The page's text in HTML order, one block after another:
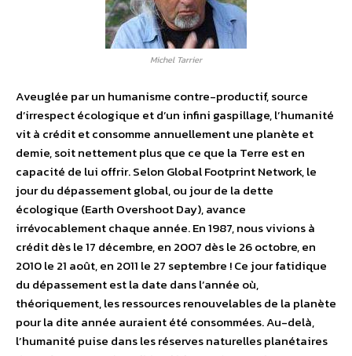
Michel Tarrier
Aveuglée par un humanisme contre-productif, source
d’irrespect écologique et d’un infini gaspillage, l’humanité
vit à crédit et consomme annuellement une planète et
demie, soit nettement plus que ce que la Terre est en
capacité de lui offrir. Selon Global Footprint Network, le
jour du dépassement global, ou jour de la dette
écologique (Earth Overshoot Day), avance
irrévocablement chaque année. En 1987, nous vivions à
crédit dès le 17 décembre, en 2007 dès le 26 octobre, en
2010 le 21 août, en 2011 le 27 septembre ! Ce jour fatidique
du dépassement est la date dans l’année où,
théoriquement, les ressources renouvelables de la planète
pour la dite année auraient été consommées. Au-delà,
l’humanité puise dans les réserves naturelles planétaires